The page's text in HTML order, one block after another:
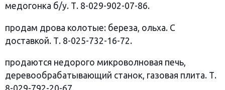
медогонка б/у. Т. 8-029-902-07-86.
продам дрова колотые: береза, ольха. С
доставкой. Т. 8-025-732-16-72.
продаются недорого микроволновая печь,
деревообрабатывающий станок, газовая плита. Т.